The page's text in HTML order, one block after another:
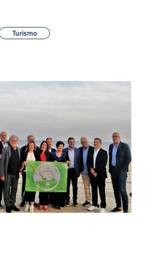
Turismo